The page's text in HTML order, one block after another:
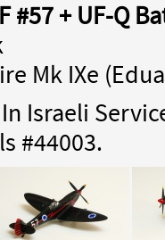
#57 + UF-Q
Mk IXe
Israeli
#44003.